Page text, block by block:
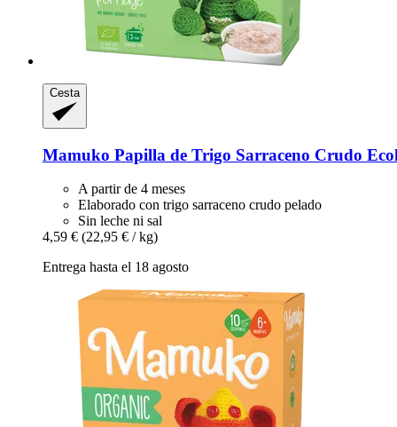
Cesta
Mamuko Papilla de Trigo Sarraceno Crudo
A partir de 4 meses
Elaborado con trigo sarraceno crudo pelado
Sin leche ni sal
4,59 € (22,95 € / kg)
Entrega hasta el 18 agosto